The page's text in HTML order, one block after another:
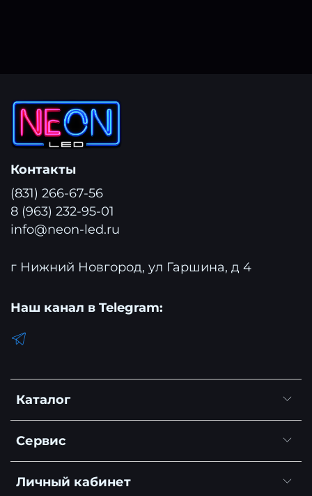
Каталог
Сервис
Личный кабинет
Контакты
(831) 266-67-56
8 (963) 232-95-01
info@neon-led.ru
г Нижний Новгород, ул Гаршина, д 4
Наш канал в Telegram: